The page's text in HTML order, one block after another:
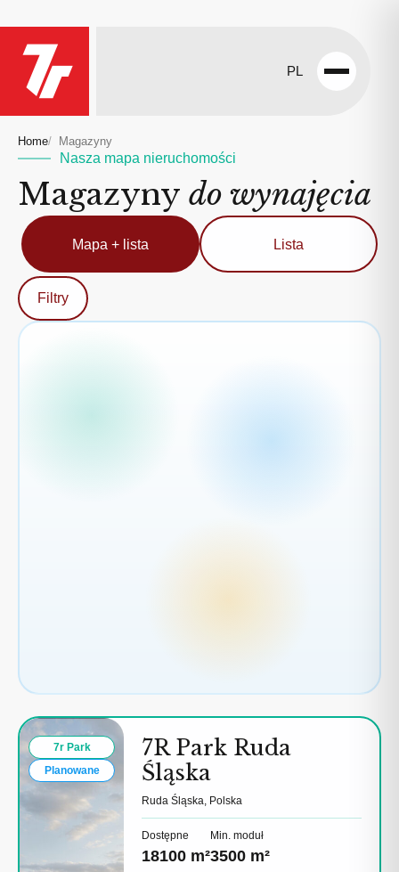
PL
Open
Home Magazyny
Nasza mapa nieruchomości
Magazyny do wynajęcia
Mapa + lista Lista
Filtry
7r Park
Planowane
7R Park Ruda
Śląska
Ruda Śląska, Polska
Dostępne
18100 m²
Min. moduł
3500 m²